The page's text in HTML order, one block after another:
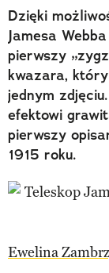
Dzięki
Jamesa
pierwszy
kwazara,
jednym
efektowi
pierwszy
1915 roku.
Ewelina